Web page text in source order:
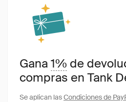
Gana1% de
compras en Tank
Se aplican lasCondiciones de